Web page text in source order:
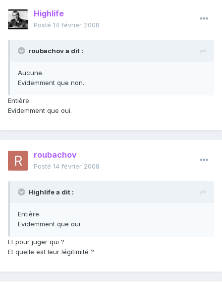
Highlife
Posté 14 février 2008
roubachov a dit :
Aucune.
Evidemment que non.
Entière.
Evidemment que oui.
roubachov
Posté 14 février 2008
Highlife a dit :
Entière.
Evidemment que oui.
Et pour juger qui ?
Et quelle est leur légitimité ?